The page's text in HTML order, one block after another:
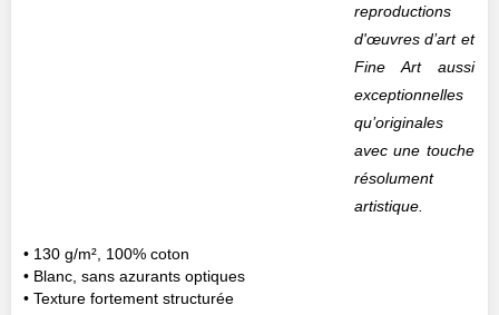
reproductions
d'œuvres d’art et
Fine Art aussi
exceptionnelles
qu’originales
avec une touche
résolument
artistique.
• 130 g/m², 100% coton
• Blanc, sans azurants optiques
• Texture fortement structurée